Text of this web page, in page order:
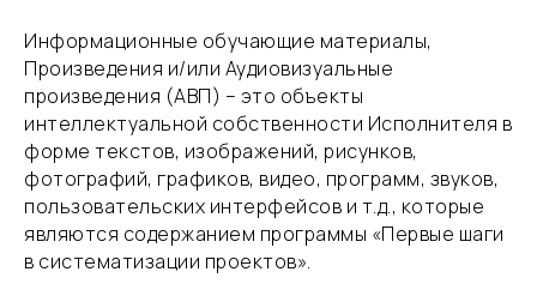
​Информационные обучающие материалы,
Произведения и/или Аудиовизуальные
произведения (АВП) – это объекты
интеллектуальной собственности Исполнителя в
форме текстов, изображений, рисунков,
фотографий, графиков, видео, программ, звуков,
пользовательских интерфейсов и т.д., которые
являются содержанием программы «Первые шаги
в систематизации проектов».